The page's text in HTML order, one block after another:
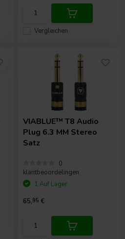
Vergleichen
VIABLUE™ T8 Audio
Plug 6.3 MM Stereo
Satz
0
klantbeoordelingen
1 Auf Lager
65,95 €